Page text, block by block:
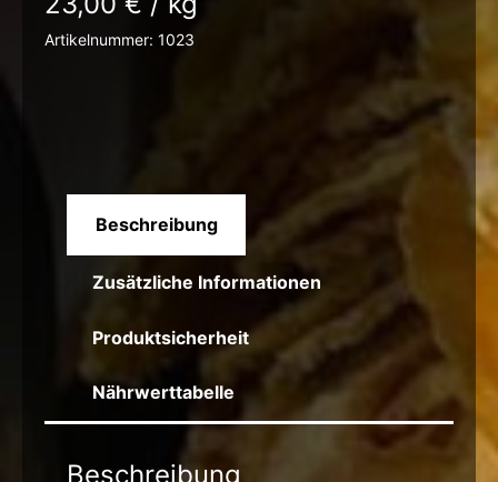
Artikelnummer: 1023
Beschreibung
Zusätzliche Informationen
Produktsicherheit
Nährwerttabelle
Beschreibung